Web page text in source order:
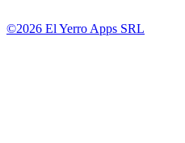
©2026 El Yerro Apps SRL